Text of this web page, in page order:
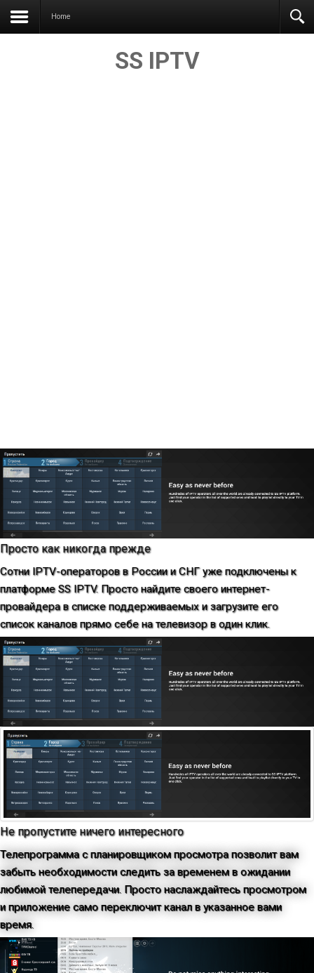
Home
SS IPTV
Просто как никогда прежде
Сотни IPTV-операторов в России и СНГ уже подключены к
платформе SS IPTV. Просто найдите своего интернет-
провайдера в списке поддерживаемых и загрузите его
список каналов прямо себе на телевизор в один клик.
Не пропустите ничего интересного
Телепрограмма с планировщиком просмотра позволит вам
забыть необходимости следить за временем в ожидании
любимой телепередачи. Просто наслаждайтесь просмотром
и приложение само переключит канал в указанное вами
время.